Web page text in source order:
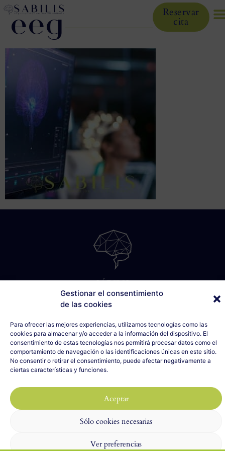
Gestionar el consentimiento
de las cookies
Para ofrecer las mejores experiencias, utilizamos tecnologías como las
cookies para almacenar y/o acceder a la información del dispositivo. El
consentimiento de estas tecnologías nos permitirá procesar datos como el
comportamiento de navegación o las identificaciones únicas en este sitio.
No consentir o retirar el consentimiento, puede afectar negativamente a
ciertas características y funciones.
Aceptar
Sólo cookies necesarias
Ver preferencias
Reservar
cita
eeg
SÁBILIS
C/ Cabo Noval, 5 - 1º Drcha
33007 Oviedo, Asturias
635 990 154
info@sabilis.com
Aviso Legal y Política de Privacidad
Política de Cookies
Diseño web realizado porILUMINA TU WEBcon 🤍